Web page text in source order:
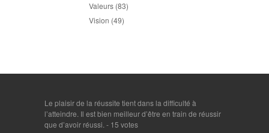
Valeurs (83)
Vision (49)
Le plaisir de la réussite tient dans la difficulté à
l’atteindre. Il est bien meilleur d’être en train de réussir
que d’avoir réussi. - 15 votes